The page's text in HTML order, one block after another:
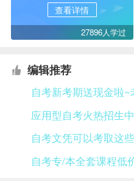
查看详情
27896人学过
编辑推荐
自考新考期送现金啦~
应用型自考火热招生中
自考文凭可以考取这
自考专/本全套课程低